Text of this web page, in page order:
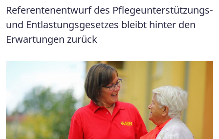
Referentenentwurf des Pflegeunterstützungs-
und Entlastungsgesetzes bleibt hinter den
Erwartungen zurück